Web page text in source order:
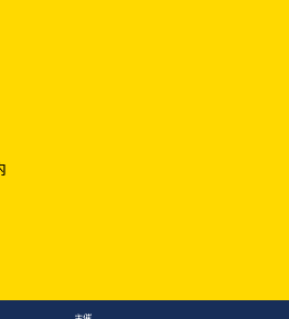
求させて頂きますので、オイル
を及ぼす恐れがあるとスタッフ
きません。
なり、他の走行車両を追い抜く
だきます。（貸切りの場合は除